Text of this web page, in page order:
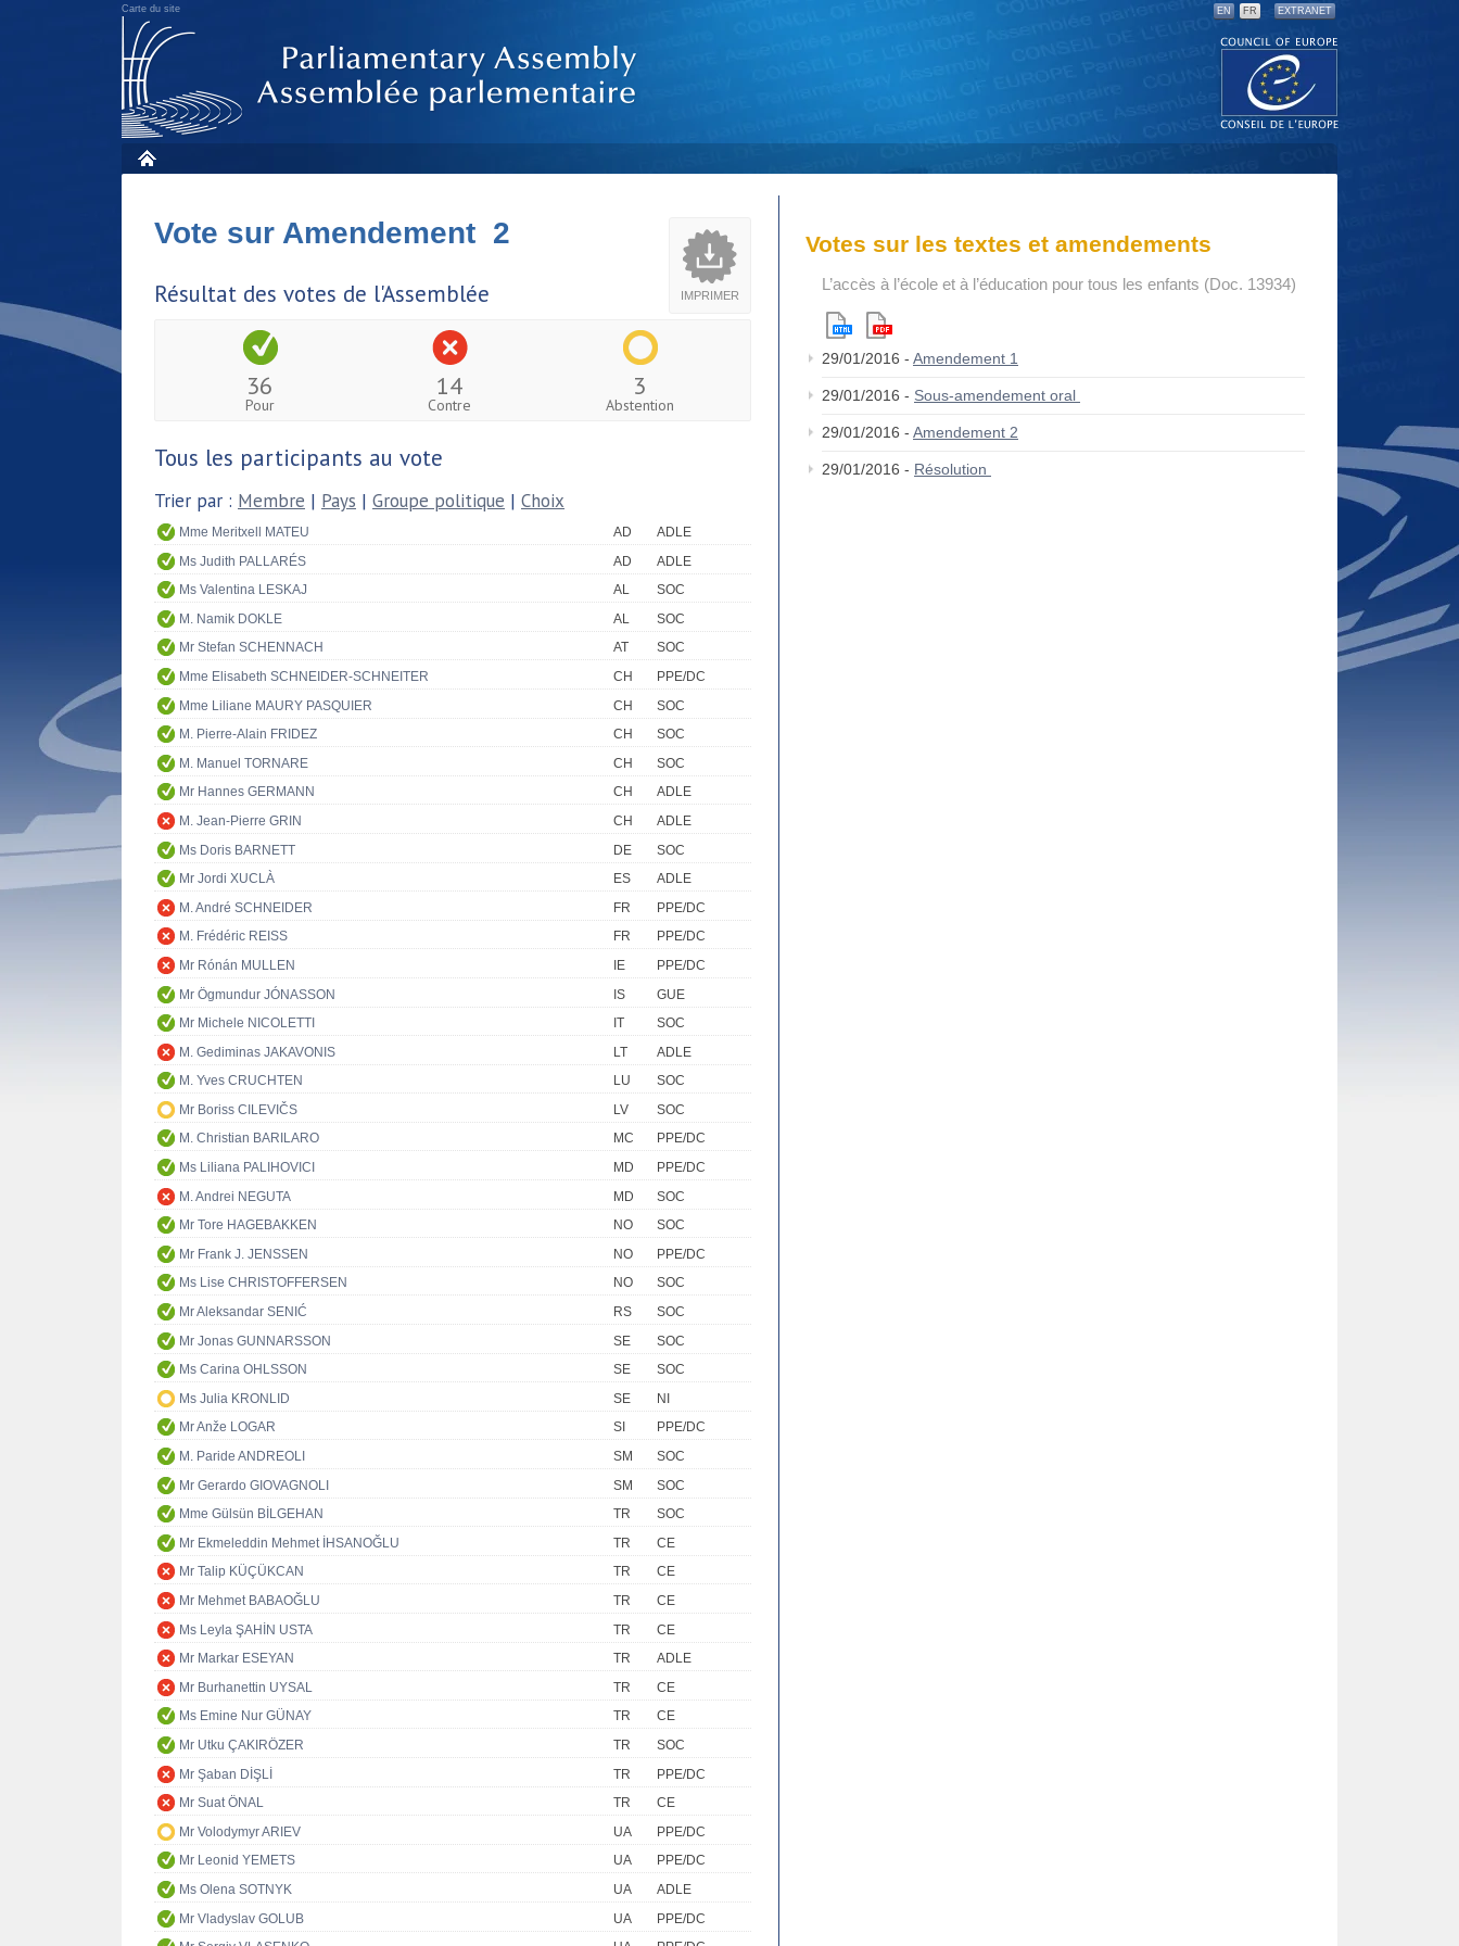
Carte du site EN FR EXTRANET
IMPRIMER
Vote sur Amendement 2
Résultat des votes de l'Assemblée
36
Pour
14
Contre
3
Abstention
Tous les participants au vote
Trier par : Membre | Pays | Groupe politique | Choix
Mme Meritxell MATEU AD
ADLE
Ms Judith PALLARÉS
AD
ADLE
Ms Valentina LESKAJ
AL
SOC
M. Namik DOKLE
AL
SOC
Mr Stefan SCHENNACH
AT
SOC
Mme Elisabeth SCHNEIDER-SCHNEITER
CH
PPE/DC
Mme Liliane MAURY PASQUIER
CH
SOC
M. Pierre-Alain FRIDEZ
CH
SOC
M. Manuel TORNARE
CH
SOC
Mr Hannes GERMANN
CH
ADLE
M. Jean-Pierre GRIN
CH
ADLE
Ms Doris BARNETT
DE
SOC
Mr Jordi XUCLÀ
ES
ADLE
M. André SCHNEIDER
FR
PPE/DC
M. Frédéric REISS
FR
PPE/DC
Mr Rónán MULLEN
IE
PPE/DC
Mr Ögmundur JÓNASSON
IS
GUE
Mr Michele NICOLETTI
IT
SOC
M. Gediminas JAKAVONIS
LT
ADLE
M. Yves CRUCHTEN
LU
SOC
Mr Boriss CILEVIČS
LV
SOC
M. Christian BARILARO
MC
PPE/DC
Ms Liliana PALIHOVICI
MD
PPE/DC
M. Andrei NEGUTA
MD
SOC
Mr Tore HAGEBAKKEN
NO
SOC
Mr Frank J. JENSSEN
NO
PPE/DC
Ms Lise CHRISTOFFERSEN
NO
SOC
Mr Aleksandar SENIĆ
RS
SOC
Mr Jonas GUNNARSSON
SE
SOC
Ms Carina OHLSSON
SE
SOC
Ms Julia KRONLID
SE
NI
Mr Anže LOGAR
SI
PPE/DC
M. Paride ANDREOLI
SM
SOC
Mr Gerardo GIOVAGNOLI
SM
SOC
Mme Gülsün BİLGEHAN
TR
SOC
Mr Ekmeleddin Mehmet İHSANOĞLU
TR
CE
Mr Talip KÜÇÜKCAN
TR
CE
Mr Mehmet BABAOĞLU
TR
CE
Ms Leyla ŞAHİN USTA
TR
CE
Mr Markar ESEYAN
TR
ADLE
Mr Burhanettin UYSAL
TR
CE
Ms Emine Nur GÜNAY
TR
CE
Mr Utku ÇAKIRÖZER
TR
SOC
Mr Şaban DİŞLİ
TR
PPE/DC
Mr Suat ÖNAL
TR
CE
Mr Volodymyr ARIEV
UA
PPE/DC
Mr Leonid YEMETS
UA
PPE/DC
Ms Olena SOTNYK
UA
ADLE
Mr Vladyslav GOLUB
UA
PPE/DC
Votes sur les textes et amendements
L’accès à l’école et à l’éducation pour tous les enfants (Doc. 13934)
29/01/2016 - Amendement 1
29/01/2016 - Sous-amendement oral
29/01/2016 - Amendement 2
29/01/2016 - Résolution